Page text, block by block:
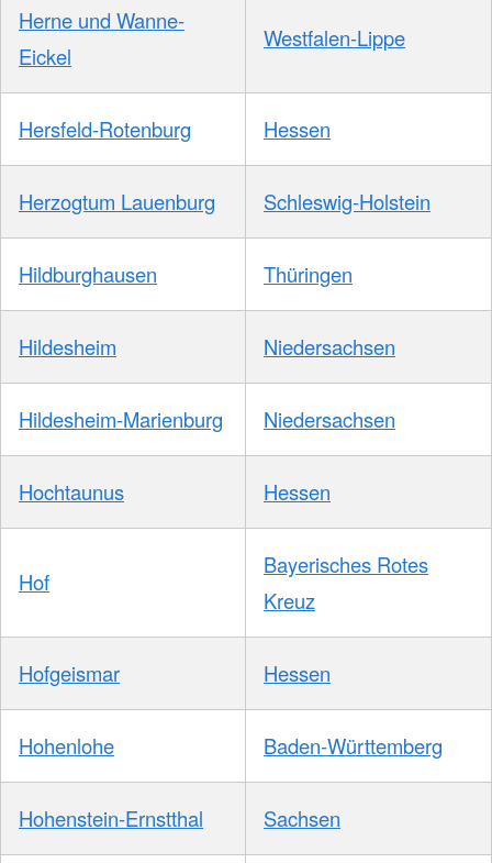
Herne und Wanne-
Eickel
Westfalen-Lippe
Hersfeld-Rotenburg Hessen
Herzogtum Lauenburg Schleswig-Holstein
Hildburghausen Thüringen
Hildesheim Niedersachsen
Hildesheim-Marienburg Niedersachsen
Hochtaunus Hessen
Hof
Bayerisches Rotes
Kreuz
Hofgeismar Hessen
Hohenlohe Baden-Württemberg
Hohenstein-Ernstthal Sachsen